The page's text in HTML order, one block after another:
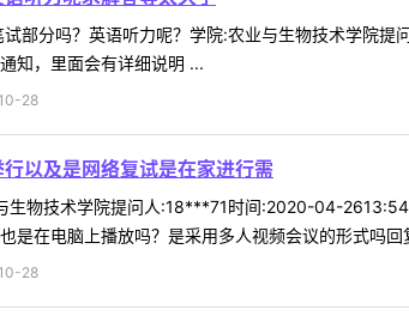
部分吗？英语听力呢？学院:农业与生物技术学
知，里面会有详细说明 ...
28
以及是网络复试是在家进行需
生物技术学院提问人:18***71时间:2020-04-
是在电脑上播放吗？是采用多人视频会议的形式吗
28